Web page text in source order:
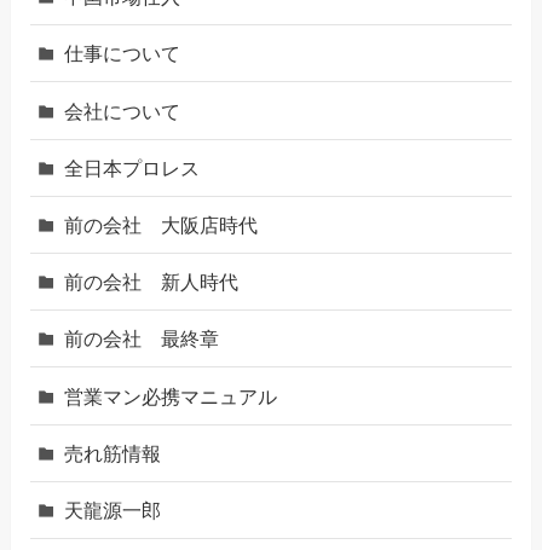
仕事について
会社について
全日本プロレス
前の会社 大阪店時代
前の会社 新人時代
前の会社 最終章
営業マン必携マニュアル
売れ筋情報
天龍源一郎